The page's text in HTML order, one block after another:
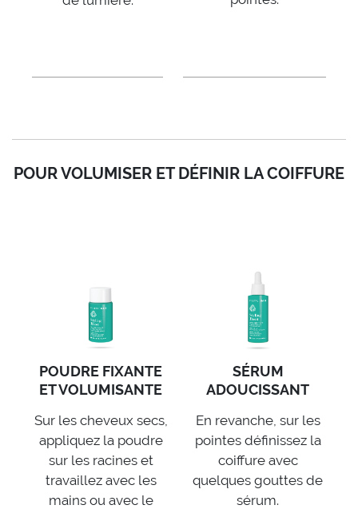
POUR VOLUMISER ET DÉFINIR LA COIFFURE
POUDRE FIXANTE
ET VOLUMISANTE
Sur les cheveux secs,
appliquez la poudre
sur les racines et
travaillez avec les
mains ou avec le
SÉRUM
ADOUCISSANT
En revanche, sur les
pointes définissez la
coiffure avec
quelques gouttes de
sérum.